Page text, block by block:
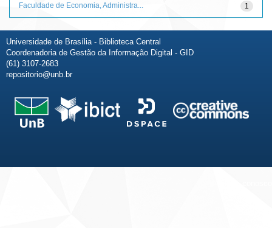
1
Faculdade de Economia, Administra...
Universidade de Brasília - Biblioteca Central
Coordenadoria de Gestão da Informação Digital - GID
(61) 3107-2683
repositorio@unb.br